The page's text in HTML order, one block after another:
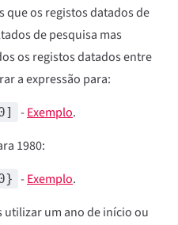
que os registos datados de
de pesquisa mas
os registos datados entre
a expressão para:
-Exemplo.
1980:
-Exemplo.
utilizar um ano de início ou